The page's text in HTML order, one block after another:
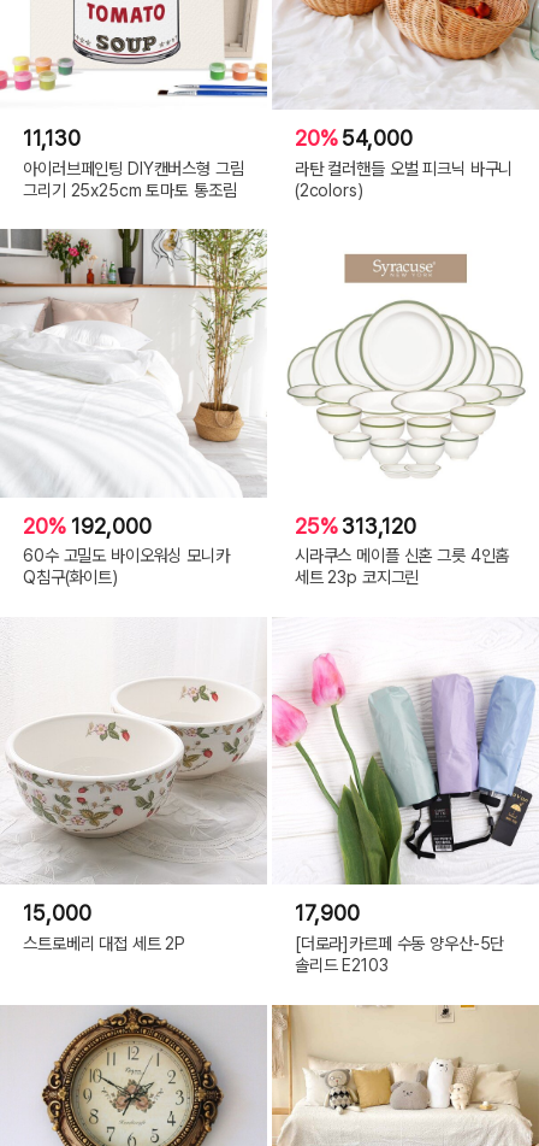
11,130
아이러브페인팅 DIY캔버스형 그림
그리기 25x25cm 토마토 통조림
20%54,000
라탄 컬러핸들 오벌 피크닉 바구니
(2colors)
20% 192,000
60수 고밀도 바이오워싱 모니카
Q침구(화이트)
25%313,120
시라쿠스 메이플 신혼 그릇 4인홈
세트 23p 코지그린
15,000
스트로베리 대접 세트 2P
17,900
[더로라]카르페 수동 양우산-5단
솔리드 E2103